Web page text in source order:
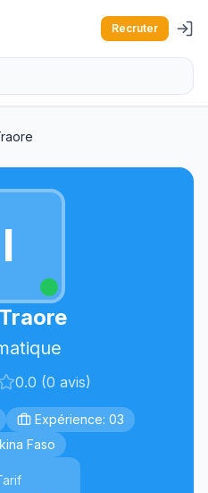
Recruter
I
0.0 (0 avis)
Expérience: 03
Faso